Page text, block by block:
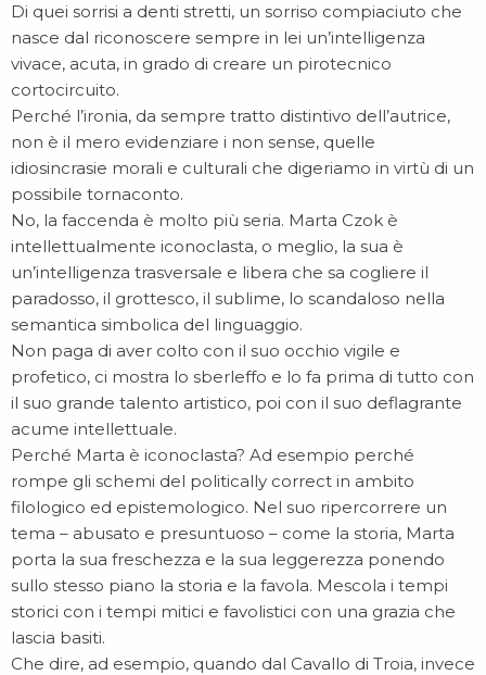
Di quei sorrisi a denti stretti, un sorriso compiaciuto che
nasce dal riconoscere sempre in lei un’intelligenza
vivace, acuta, in grado di creare un pirotecnico
cortocircuito.
Perché l’ironia, da sempre tratto distintivo dell’autrice,
non è il mero evidenziare i non sense, quelle
idiosincrasie morali e culturali che digeriamo in virtù di un
possibile tornaconto.
No, la faccenda è molto più seria. Marta Czok è
intellettualmente iconoclasta, o meglio, la sua è
un’intelligenza trasversale e libera che sa cogliere il
paradosso, il grottesco, il sublime, lo scandaloso nella
semantica simbolica del linguaggio.
Non paga di aver colto con il suo occhio vigile e
profetico, ci mostra lo sberleffo e lo fa prima di tutto con
il suo grande talento artistico, poi con il suo deflagrante
acume intellettuale.
Perché Marta è iconoclasta? Ad esempio perché
rompe gli schemi del politically correct in ambito
filologico ed epistemologico. Nel suo ripercorrere un
tema – abusato e presuntuoso – come la storia, Marta
porta la sua freschezza e la sua leggerezza ponendo
sullo stesso piano la storia e la favola. Mescola i tempi
storici con i tempi mitici e favolistici con una grazia che
lascia basiti.
Che dire, ad esempio, quando dal Cavallo di Troia, invece